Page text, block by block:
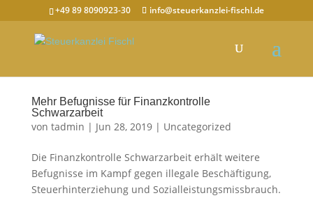
+49 89 8090923-30 info@steuerkanzlei-fischl.de
Mehr Befugnisse für Finanzkontrolle
Schwarzarbeit
von tadmin | Jun 28, 2019| Uncategorized
Die Finanzkontrolle Schwarzarbeit erhält weitere
Befugnisse im Kampf gegen illegale Beschäftigung,
Steuerhinterziehung und Sozialleistungsmissbrauch.